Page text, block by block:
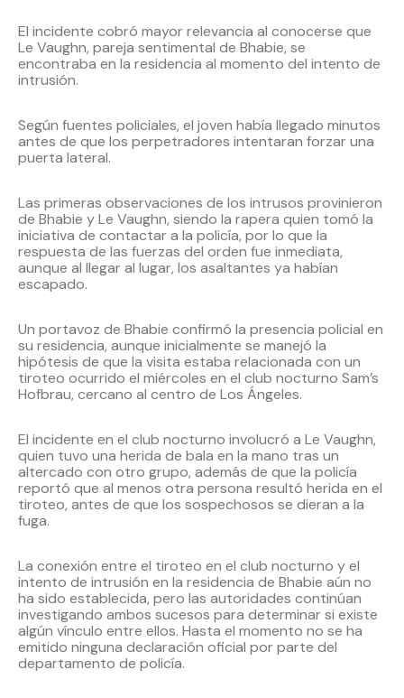
El incidente cobró mayor relevancia al conocerse que
Le Vaughn, pareja sentimental de Bhabie, se
encontraba en la residencia al momento del intento de
intrusión.
Según fuentes policiales, el joven había llegado minutos
antes de que los perpetradores intentaran forzar una
puerta lateral.
Las primeras observaciones de los intrusos provinieron
de Bhabie y Le Vaughn, siendo la rapera quien tomó la
iniciativa de contactar a la policía, por lo que la
respuesta de las fuerzas del orden fue inmediata,
aunque al llegar al lugar, los asaltantes ya habían
escapado.
Un portavoz de Bhabie confirmó la presencia policial en
su residencia, aunque inicialmente se manejó la
hipótesis de que la visita estaba relacionada con un
tiroteo ocurrido el miércoles en el club nocturno Sam’s
Hofbrau, cercano al centro de Los Ángeles.
El incidente en el club nocturno involucró a Le Vaughn,
quien tuvo una herida de bala en la mano tras un
altercado con otro grupo, además de que la policía
reportó que al menos otra persona resultó herida en el
tiroteo, antes de que los sospechosos se dieran a la
fuga.
La conexión entre el tiroteo en el club nocturno y el
intento de intrusión en la residencia de Bhabie aún no
ha sido establecida, pero las autoridades continúan
investigando ambos sucesos para determinar si existe
algún vínculo entre ellos. Hasta el momento no se ha
emitido ninguna declaración oficial por parte del
departamento de policía.